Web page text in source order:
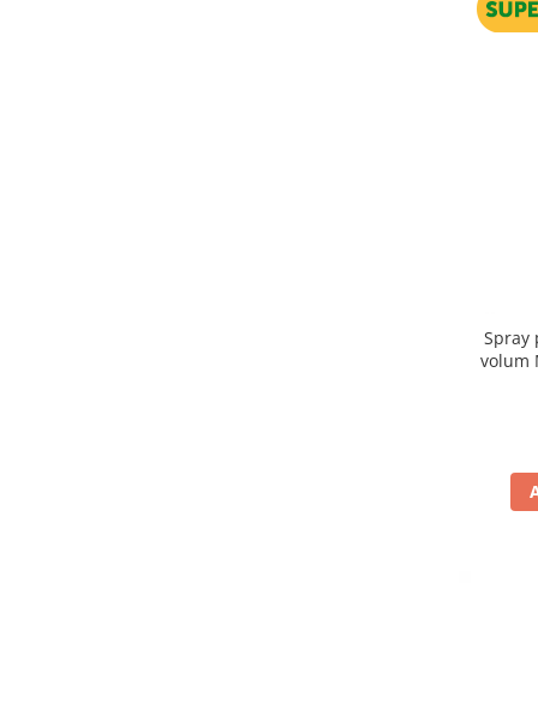
Spray
volum Milk Shake Volumizing Styling